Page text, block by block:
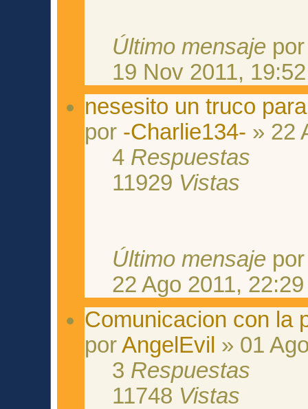
Último mensaje
19 Nov 2011, 19:52
nesesito un truco
por -Charlie134- » 22
4 Respuestas
11929 Vistas
Último mensaje
22 Ago 2011, 22:29
Comunicacion con la
porAngelEvil » 01
3 Respuestas
11748 Vistas